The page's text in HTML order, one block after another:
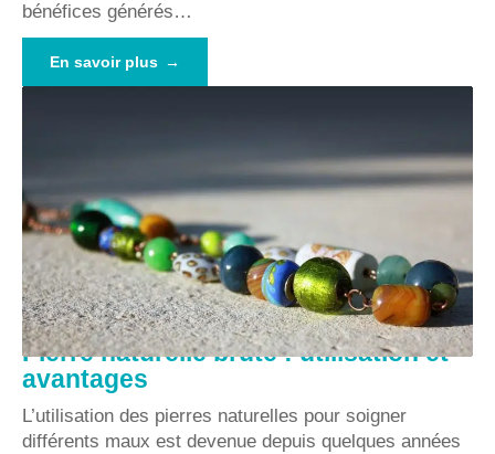
bénéfices générés…
En savoir plus
Pierre naturelle brute : utilisation et
avantages
L’utilisation des pierres naturelles pour soigner
différents maux est devenue depuis quelques années